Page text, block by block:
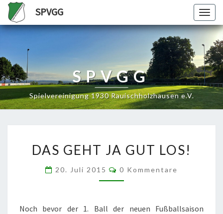
SPVGG
SPVGG
Spielvereinigung 1930 Rauischholzhausen e.V.
GEHT
GUT
LOS!
DAS GEHT JA GUT LOS!
20. Juli 2015 Kommentare
0 Kommentare
Noch bevor der 1. Ball der neuen Fußballsaison